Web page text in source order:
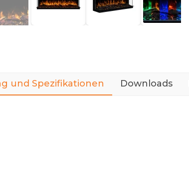
und Spezifikationen Downloads